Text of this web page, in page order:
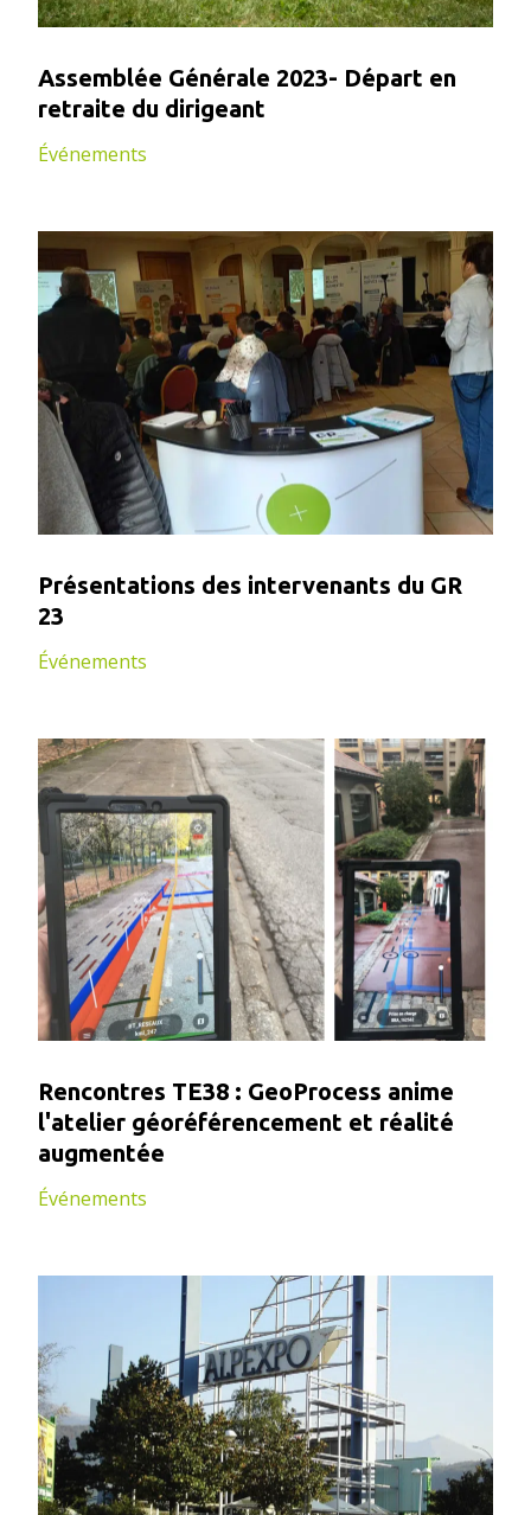
Assemblée Générale 2023- Départ en
retraite du dirigeant
Événements
Présentations des intervenants du GR
23
Événements
Rencontres TE38 : GeoProcess anime
l'atelier géoréférencement et réalité
augmentée
Événements